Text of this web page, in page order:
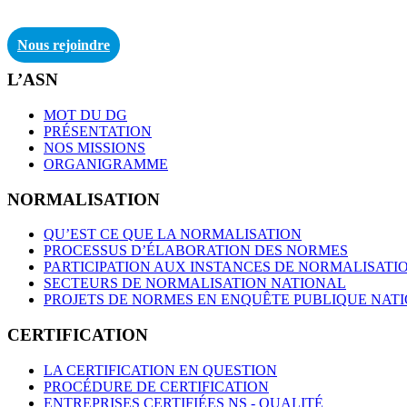
Nous rejoindre
L’ASN
MOT DU DG
PRÉSENTATION
NOS MISSIONS
ORGANIGRAMME
NORMALISATION
QU’EST CE QUE LA NORMALISATION
PROCESSUS D’ÉLABORATION DES NORMES
PARTICIPATION AUX INSTANCES DE
SECTEURS DE NORMALISATION NATIONAL
PROJETS DE NORMES EN ENQUÊTE PUBLIQUE
CERTIFICATION
LA CERTIFICATION EN QUESTION
PROCÉDURE DE CERTIFICATION
ENTREPRISES CERTIFIÉES NS - QUALITÉ